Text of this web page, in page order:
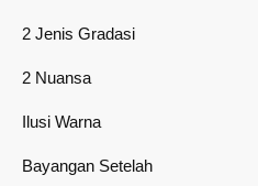
2 Jenis Gradasi
2 Nuansa
Ilusi Warna
Bayangan Setelah